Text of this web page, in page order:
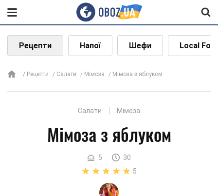
Рецепти Напої Шефи Local
Рецепти Салати Мімоза Мімоза з яблуком
Салати Мімоза
Мімоза з яблуком
5
30
5